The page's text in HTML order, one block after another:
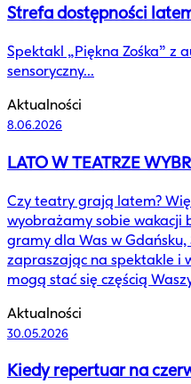
Strefa dostępności
Spektakl „Piękna Zośka” z
sensoryczny...
Aktualności
8.06.2026
LATO W TEATRZE
Czy teatry grają latem?
wyobrażamy sobie wakacji
gramy dla Was w Gdańsku,
zapraszając na spektakle i
mogą stać się częścią
Aktualności
30.05.2026
Kiedy repertuar na